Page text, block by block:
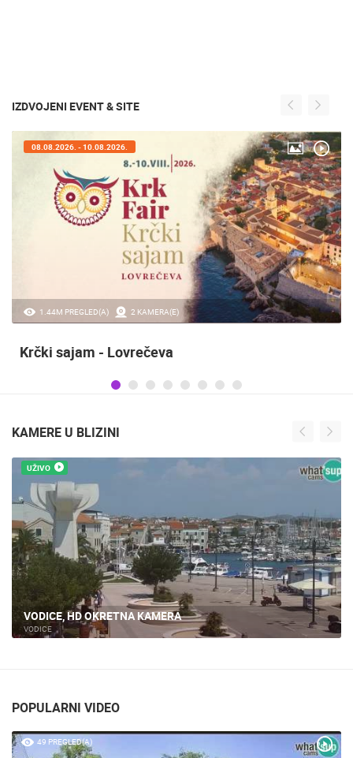
IZDVOJENI EVENT & SITE
1.44M PREGLED(A) 2 KAMERA(E)
08.08.2026. - 10.08.2026.
Krčki sajam - Lovrečeva
KAMERE U BLIZINI
UŽIVO
VODICE, HD OKRETNA KAMERA
VODICE
POPULARNI VIDEO
49 PREGLED(A)